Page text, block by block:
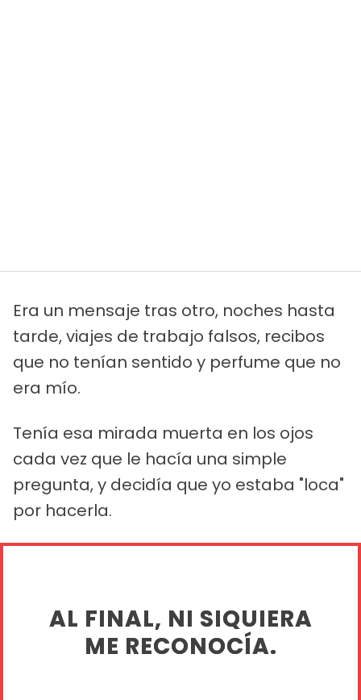
Era un mensaje tras otro, noches hasta
tarde, viajes de trabajo falsos, recibos
que no tenían sentido y perfume que no
era mío.
Tenía esa mirada muerta en los ojos
cada vez que le hacía una simple
pregunta, y decidía que yo estaba "loca"
por hacerla.
AL FINAL, NI SIQUIERA
ME RECONOCÍA.